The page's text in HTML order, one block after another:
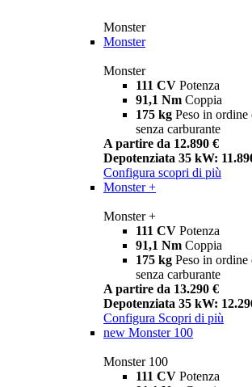
Monster
Monster
Monster
111 CV Potenza
91,1 Nm Coppia
175 kg Peso in ordine
senza carburante
A partire da 12.890 €
Depotenziata 35 kW:
Configura scopri di più
Monster +
Monster +
111 CV Potenza
91,1 Nm Coppia
175 kg Peso in ordine
senza carburante
A partire da 13.290 €
Depotenziata 35 kW:
Configura Scopri di più
new Monster 100
Monster 100
111 CV Potenza